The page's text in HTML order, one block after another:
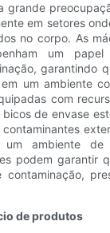
grande
em setores
no corpo. As
um papel
garantindo
um ambiente
com
de envase
um ambiente
podem garantir
contaminação,
de produtos